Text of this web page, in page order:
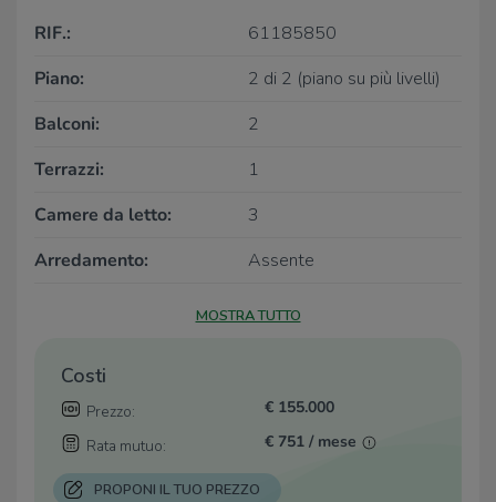
RIF.:
61185850
Piano:
2 di 2 (piano su più livelli)
Balconi:
2
Terrazzi:
1
Camere da letto:
3
Arredamento:
Assente
MOSTRA TUTTO
Costi
Prezzo:
€ 155.000
Rata mutuo:
€ 751 / mese
PROPONI IL TUO PREZZO